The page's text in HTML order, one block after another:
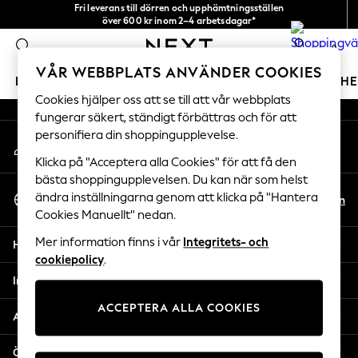
Fri leverans till dörren och upphämtningsställen
över 600 kr inom 2–4 arbetsdagar*
0
FLICKOR POJKAR BABY DAMER HERRAR
GIRLS
New In
50 - 92cm
98 - 110cm
116 - 134cm
140 - 174cm
Trending: Top & Short Sets
Trending: Clogs
All Clothing
Coats & Jackets
Sweatshirts & Hoodies
An error occurred on client
Våra sociala nätverk
Mitt konto
Logga in på ditt konto
Välj Språk
Svenska
Sv En
Hjälp
Integritet & Juridik
Avdelningar
Övriga tjänster
VÅR WEBBPLATS ANVÄNDER COOKIES
Cookies hjälper oss att se till att vår webbplats
fungerar säkert, ständigt förbättras och för att
personifiera din shoppingupplevelse.
Klicka på "Acceptera alla Cookies" för att få den
bästa shoppingupplevelsen. Du kan när som helst
ändra inställningarna genom att klicka på "Hantera
Cookies Manuellt" nedan.
Mer information finns i vår Integritets- och
cookiepolicy.
ACCEPTERA ALLA COOKIES